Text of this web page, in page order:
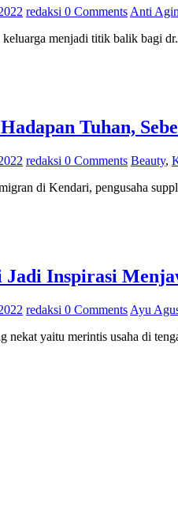
redaksi 0 Comments Anti
keluarga menjadi titik balik bagi
Tuhan,
redaksi 0 Comments Beauty,
di Kendari, pengusaha
Jadi Inspirasi
redaksi 0 Comments Ayu
nekat yaitu merintis usaha di